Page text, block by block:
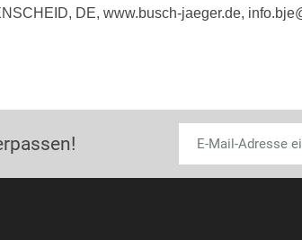
DE, www.busch-jaeger.de,